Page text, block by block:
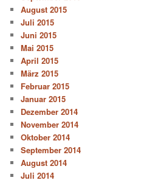
August 2015
Juli 2015
Juni 2015
Mai 2015
April 2015
März 2015
Februar 2015
Januar 2015
Dezember 2014
November 2014
Oktober 2014
September 2014
August 2014
Juli 2014